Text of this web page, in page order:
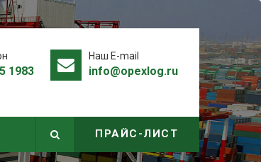
1983
Наш E-mail
info@opexlog.ru
ПРАЙС-ЛИСТ